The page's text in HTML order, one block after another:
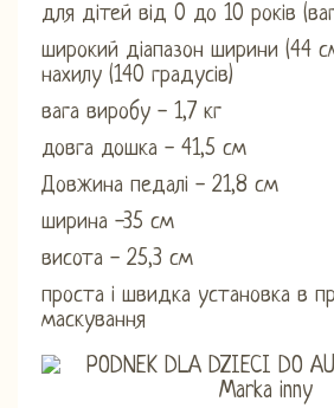
для дітей від 0 до 10 років
широкий діапазон ширини (44
нахилу (140 градусів)
вага виробу - 1,7 кг
довга дошка - 41,5 см
Довжина педалі - 21,8 см
ширина -35 см
висота - 25,3 см
проста і швидка установка в
маскування